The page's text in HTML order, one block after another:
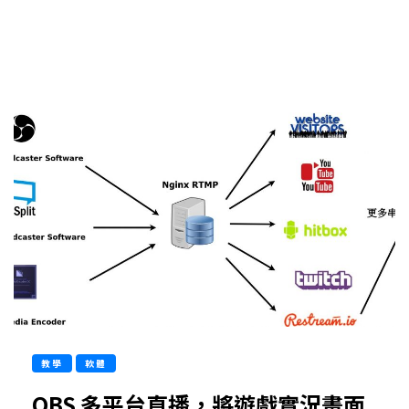
教學 軟體